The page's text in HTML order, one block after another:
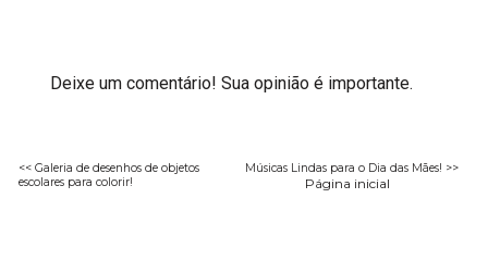
Deixe um comentário! Sua opinião é importante.
<< Galeria de desenhos de objetos
escolares para colorir!
Músicas Lindas para o Dia das Mães! >>
Página inicial